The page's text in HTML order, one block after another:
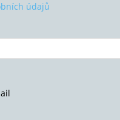
údajů